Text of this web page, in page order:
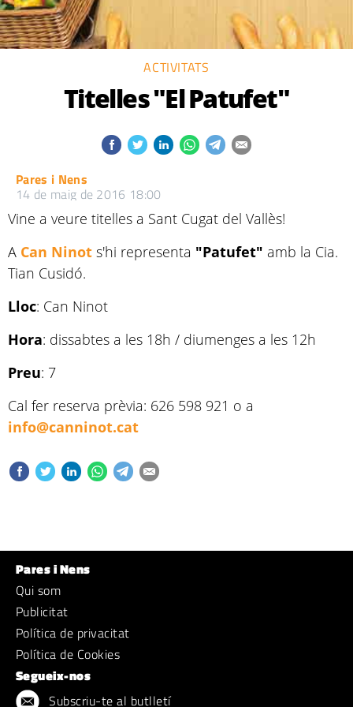
ACTIVITATS
Titelles "El Patufet"
Pares i Nens
14 de maig de 2016 18:00
Vine a veure titelles a Sant Cugat del Vallès!
A Can Ninot s'hi representa "Patufet" amb la Cia.
Tian Cusidó.
Lloc: Can Ninot
Hora: dissabtes a les 18h / diumenges a les 12h
Preu: 7
Cal fer reserva prèvia: 626 598 921 o a
info@canninot.cat
Pares i Nens
Qui som
Publicitat
Política de privacitat
Política de Cookies
Segueix-nos
Subscriu-te al butlletí